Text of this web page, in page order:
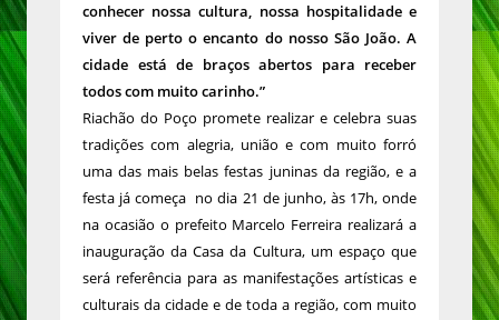
conhecer nossa cultura, nossa hospitalidade e
viver de perto o encanto do nosso São João. A
cidade está de braços abertos para receber
todos com muito carinho.”
Riachão do Poço promete realizar e celebra suas
tradições com alegria, união e com muito forró
uma das mais belas festas juninas da região, e a
festa já começa no dia 21 de junho, às 17h, onde
na ocasião o prefeito Marcelo Ferreira realizará a
inauguração da Casa da Cultura, um espaço que
será referência para as manifestações artísticas e
culturais da cidade e de toda a região, com muito